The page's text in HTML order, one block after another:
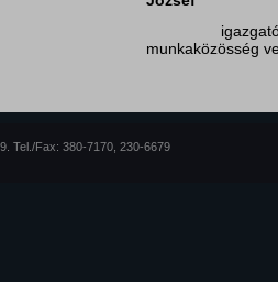
munkaközösség
Tel./Fax: 380-7170, 230-6679